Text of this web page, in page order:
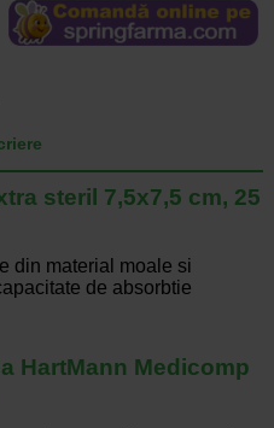
steril 7,5x7,5 cm, 25
din material moale si
de absorbtie
HartMann Medicomp